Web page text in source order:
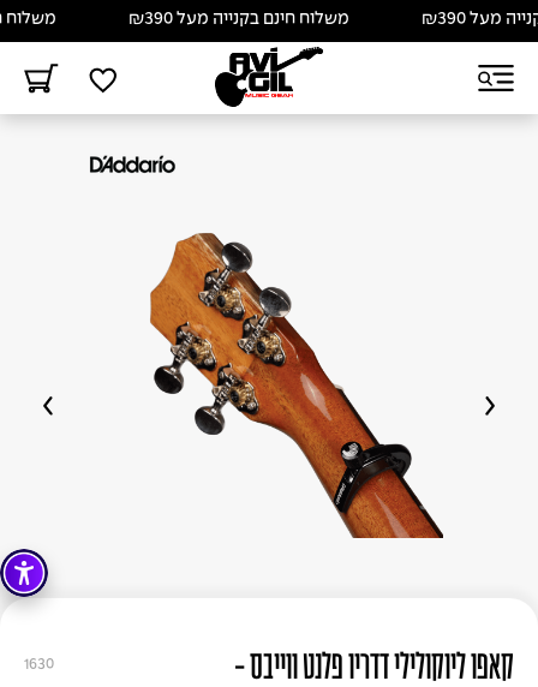
מעל ₪390 משלוח חינם בקנייה מעל ₪390 משלוח
1630
קאפו ליוקולילי דדריו פלנט ווייבס -